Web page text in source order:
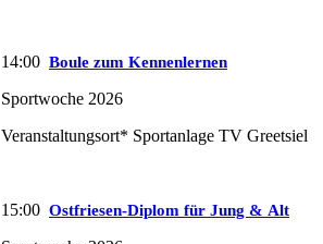
14:00 Boule zum Kennenlernen
Sportwoche 2026
Veranstaltungsort* Sportanlage TV Greetsiel
15:00 Ostfriesen-Diplom für Jung & Alt